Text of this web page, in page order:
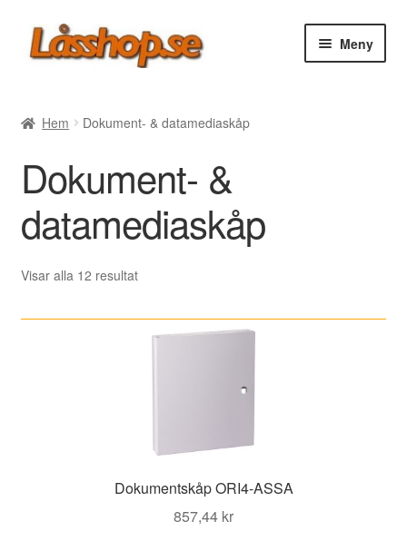
Hoppa
till
Hoppa
till
Meny
Hem Dokument- & datamediaskåp
Dokument- &
datamediaskåp
Visar alla 12 resultatSortera
senaste
Dokumentskåp ORI4-ASSA
857,44 kr